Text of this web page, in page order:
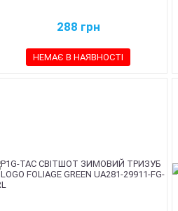
288 грн
НЕМАЄ В НАЯВНОСТІ